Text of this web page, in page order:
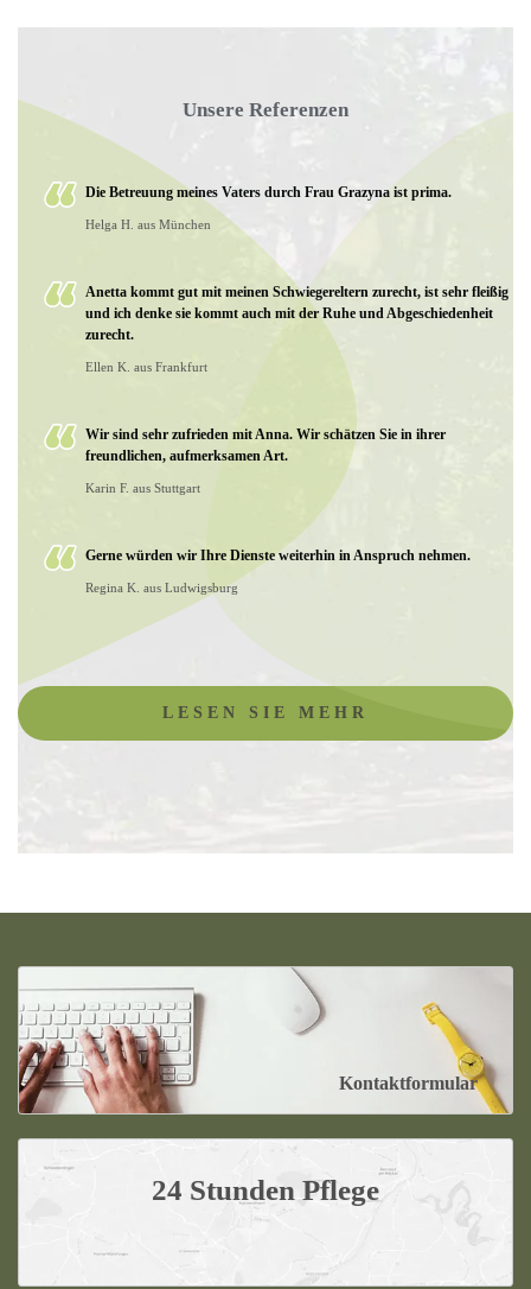
Unsere Referenzen
Die Betreuung meines Vaters durch Frau Grazyna ist prima.
Helga H. aus München
Anetta kommt gut mit meinen Schwiegereltern zurecht, ist sehr fleißig
und ich denke sie kommt auch mit der Ruhe und Abgeschiedenheit
zurecht.
Ellen K. aus Frankfurt
Wir sind sehr zufrieden mit Anna. Wir schätzen Sie in ihrer
freundlichen, aufmerksamen Art.
Karin F. aus Stuttgart
Gerne würden wir Ihre Dienste weiterhin in Anspruch nehmen.
Regina K. aus Ludwigsburg
LESEN SIE MEHR
Kontaktformular
24 Stunden Pflege